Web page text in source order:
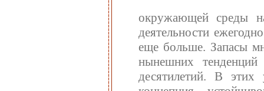
окружающей среды
деятельности
еще больше. Запасы
нынешних тенденций
десятилетий. В этих